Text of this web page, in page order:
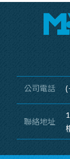
公司電話
聯絡地址